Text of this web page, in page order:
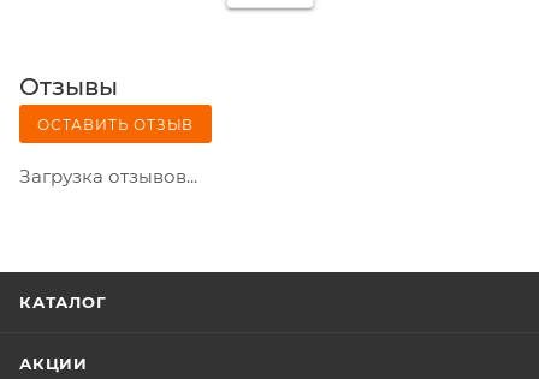
Отзывы
ОСТАВИТЬ ОТЗЫВ
Загрузка отзывов...
КАТАЛОГ
АКЦИИ